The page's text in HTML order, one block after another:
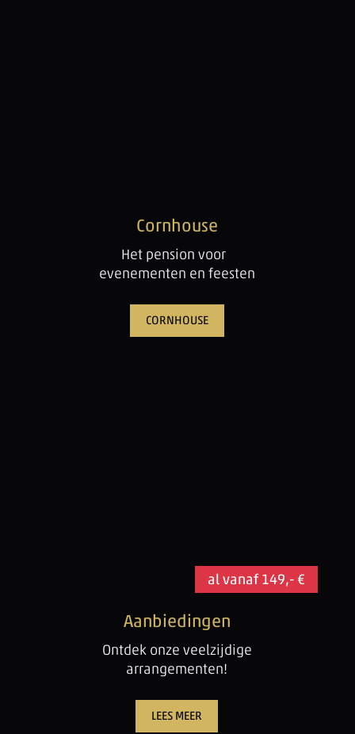
Cornhouse
Het pension voor
evenementen en feesten
CORNHOUSE
Aanbiedingen
al vanaf 149,- €
Ontdek onze veelzijdige
arrangementen!
LEES MEER